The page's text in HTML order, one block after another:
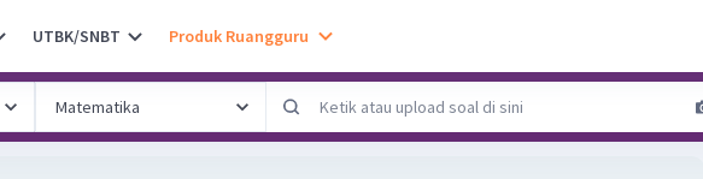
UTBK/SNBT Produk Ruangguru